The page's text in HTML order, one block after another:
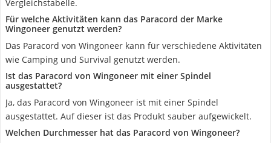
Vergleichstabelle.
Für welche Aktivitäten kann das Paracord der Marke
Wingoneer genutzt werden?
Das Paracord von Wingoneer kann für verschiedene Aktivitäten
wie Camping und Survival genutzt werden.
Ist das Paracord von Wingoneer mit einer Spindel
ausgestattet?
Ja, das Paracord von Wingoneer ist mit einer Spindel
ausgestattet. Auf dieser ist das Produkt sauber aufgewickelt.
Welchen Durchmesser hat das Paracord von Wingoneer?